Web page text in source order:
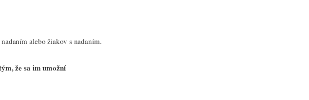
alebo žiakov s nadaním.
že sa im umožní